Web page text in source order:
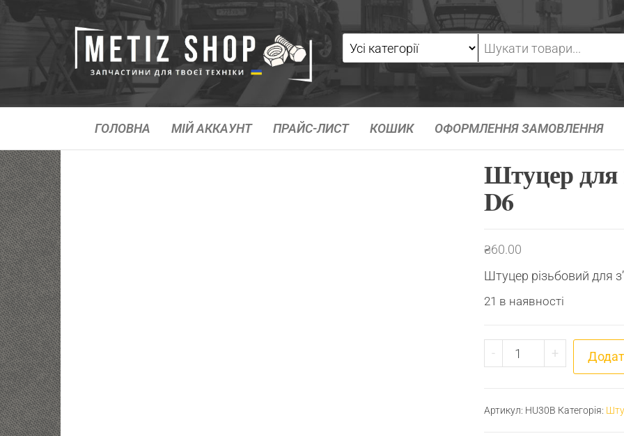
ГОЛОВНА МІЙ АККАУНТ ПРАЙС-ЛИСТ КОШИК ОФОРМЛЕННЯ ЗАМОВЛЕННЯ
Штуцер для
D6
₴60.00
Штуцер різьбовий для
21 в наявності
- Штуцер для шлангу
+
Артикул: HU30B Категорія: